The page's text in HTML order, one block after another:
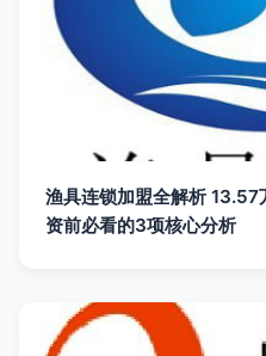
渔具连锁加盟全解析
资前必看的3项核心分析